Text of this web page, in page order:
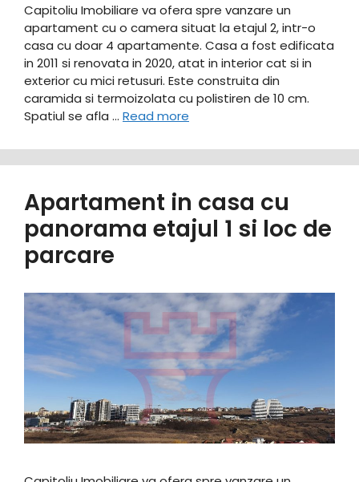
Capitoliu Imobiliare va ofera spre vanzare un
apartament cu o camera situat la etajul 2, intr-o
casa cu doar 4 apartamente. Casa a fost edificata
in 2011 si renovata in 2020, atat in interior cat si in
exterior cu mici retusuri. Este construita din
caramida si termoizolata cu polistiren de 10 cm.
Spatiul se afla … Read more
Apartament in casa cu
panorama etajul 1 si loc de
parcare